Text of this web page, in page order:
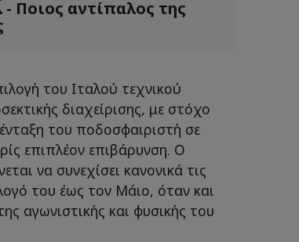
Ποιος αντίπαλος της
του Ιταλού τεχνικού
διαχείρισης, με στόχο
του ποδοσφαιριστή σε
επιπλέον επιβάρυνση. Ο
να συνεχίσει κανονικά τις
του έως τον Μάιο, όταν και
αγωνιστικής και φυσικής του